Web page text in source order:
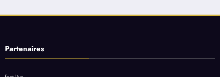
Partenaires